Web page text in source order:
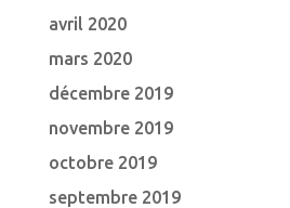
avril 2020
mars 2020
décembre 2019
novembre 2019
octobre 2019
septembre 2019